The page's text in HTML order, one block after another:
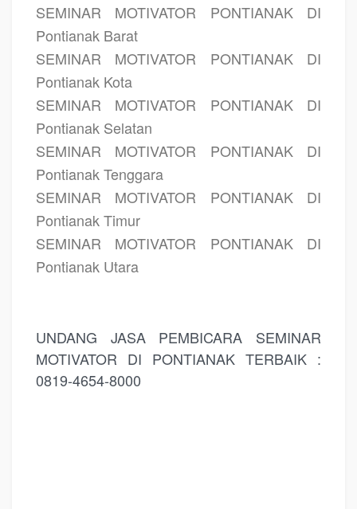
SEMINAR MOTIVATOR PONTIANAK DI
Pontianak Barat
SEMINAR MOTIVATOR PONTIANAK DI
Pontianak Kota
SEMINAR MOTIVATOR PONTIANAK DI
Pontianak Selatan
SEMINAR MOTIVATOR PONTIANAK DI
Pontianak Tenggara
SEMINAR MOTIVATOR PONTIANAK DI
Pontianak Timur
SEMINAR MOTIVATOR PONTIANAK DI
Pontianak Utara
UNDANG JASA PEMBICARA SEMINAR
MOTIVATOR DI PONTIANAK TERBAIK :
0819-4654-8000